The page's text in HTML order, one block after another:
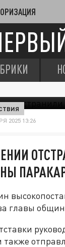
2025 13:26
главы
также